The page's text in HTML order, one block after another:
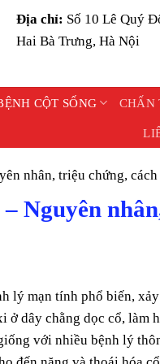
Địa chỉ: Số 10 Lê Quý
Hai Bà Trưng, Hà Nội
CỘT SỐNG CHẤN
nhân, triệu chứng,
Nguyên
lý mạn tính phổ biến,
dây chằng dọc cổ, làm
với nhiều bệnh lý